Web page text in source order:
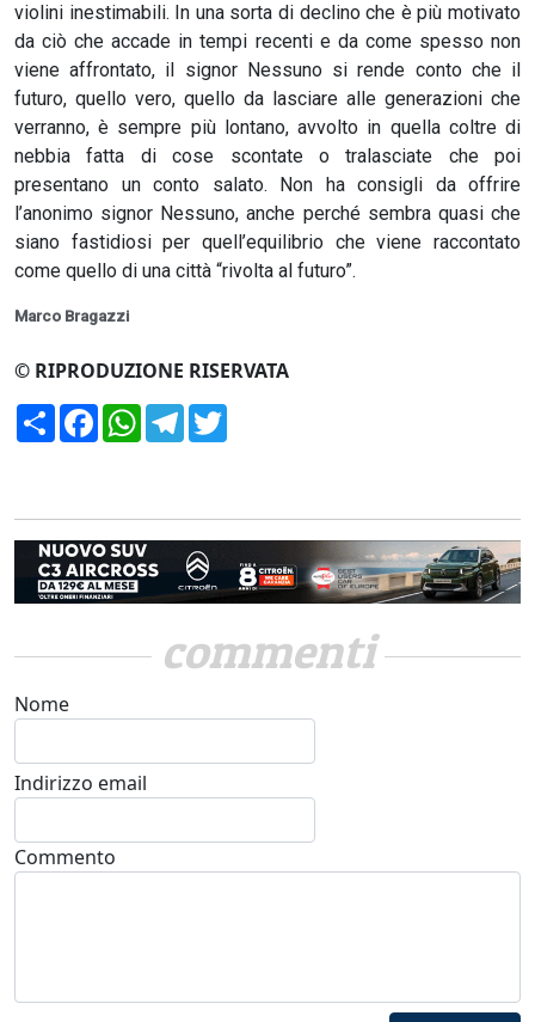
violini inestimabili. In una sorta di declino che è più motivato
da ciò che accade in tempi recenti e da come spesso non
viene affrontato, il signor Nessuno si rende conto che il
futuro, quello vero, quello da lasciare alle generazioni che
verranno, è sempre più lontano, avvolto in quella coltre di
nebbia fatta di cose scontate o tralasciate che poi
presentano un conto salato. Non ha consigli da offrire
l’anonimo signor Nessuno, anche perché sembra quasi che
siano fastidiosi per quell’equilibrio che viene raccontato
come quello di una città “rivolta al futuro”.
Marco Bragazzi
© RIPRODUZIONE RISERVATA
CondividiFacebookWhatsApp
Telegram
commenti
Nome
Indirizzo email
Commento